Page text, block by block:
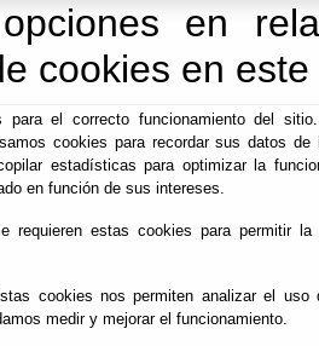
en
cookies en este
para el correcto funcionamiento del
cookies para recordar sus datos
estadísticas para optimizar la
en función de sus intereses.
requieren estas cookies para permitir la
cookies nos permiten analizar el uso
medir y mejorar el funcionamiento.